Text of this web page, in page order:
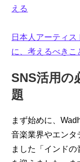
える
日本人アーティ
に、考えるべきこ
SNS活用の
題
まず始めに、
音楽業界やエンタ
ました「インド